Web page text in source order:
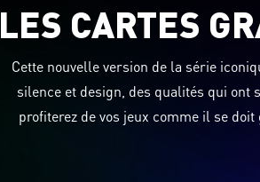
LES CARTES
Cette nouvelle version de la série
silence et design, des qualités qui ont
profiterez de vos jeux comme il se